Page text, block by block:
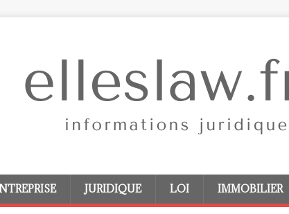
JURIDIQUE LOI IMMOBILIER